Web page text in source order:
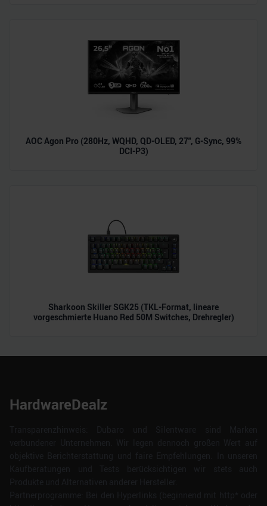
AOC Agon Pro (280Hz, WQHD, QD-OLED, 27", G-Sync, 99%
DCI-P3)
Sharkoon Skiller SGK25 (TKL-Format, lineare
vorgeschmierte Huano Red 50M Switches, Drehregler)
HardwareDealz